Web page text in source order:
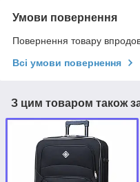
Умови повернення
Повернення товару
Всі умови повернення
З цим товаром також